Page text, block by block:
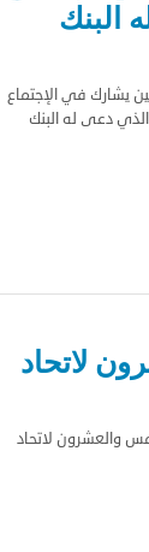
البنك
يشارك في الإجتماع
دعى له البنك
لاتحاد
والعشرون لاتحاد